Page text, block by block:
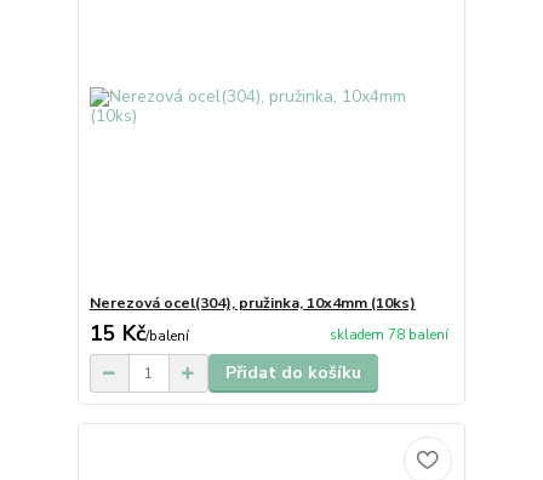
Nerezová ocel(304), pružinka, 10x4mm (10ks)
15 Kč/balení skladem 78 balení
Přidat do košíku